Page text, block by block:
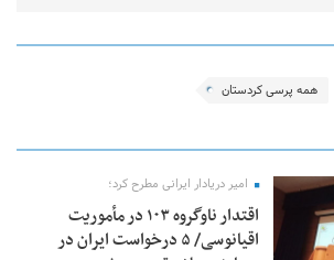
همه پرسی کردستان
امیر دریادار ایرانی مطرح کرد؛
اقتدار ناوگروه ۱۰۳ در مأموریت‌
اقیانوسی/ ۵ درخواست ایران در